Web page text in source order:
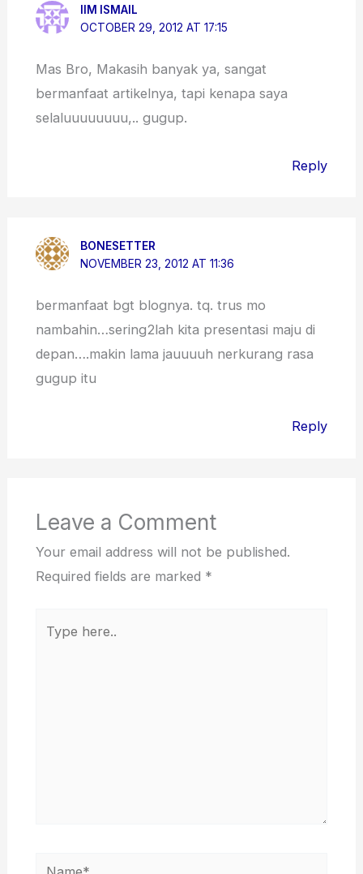
IIM ISMAIL
OCTOBER 29, 2012 AT 17:15
Mas Bro, Makasih banyak ya, sangat
bermanfaat artikelnya, tapi kenapa saya
selaluuuuuuuu,.. gugup.
Reply
BONESETTER
NOVEMBER 23, 2012 AT 11:36
bermanfaat bgt blognya. tq. trus mo
nambahin…sering2lah kita presentasi maju di
depan….makin lama jauuuuh nerkurang rasa
gugup itu
Reply
Leave a Comment
Your email address will not be published.
Required fields are marked *
here..
Name*